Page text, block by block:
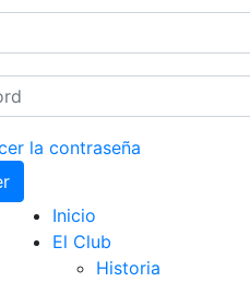
la contraseña
Inicio
El Club
Historia